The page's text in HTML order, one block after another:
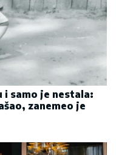
i samo je nestala:
zanemeo je